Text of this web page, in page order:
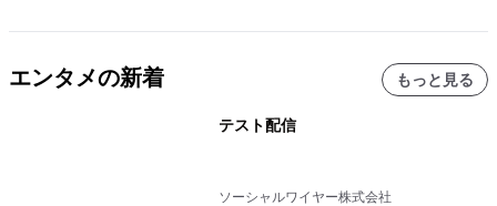
エンタメの新着 もっと見る
テスト配信
ソーシャルワイヤー株式会社